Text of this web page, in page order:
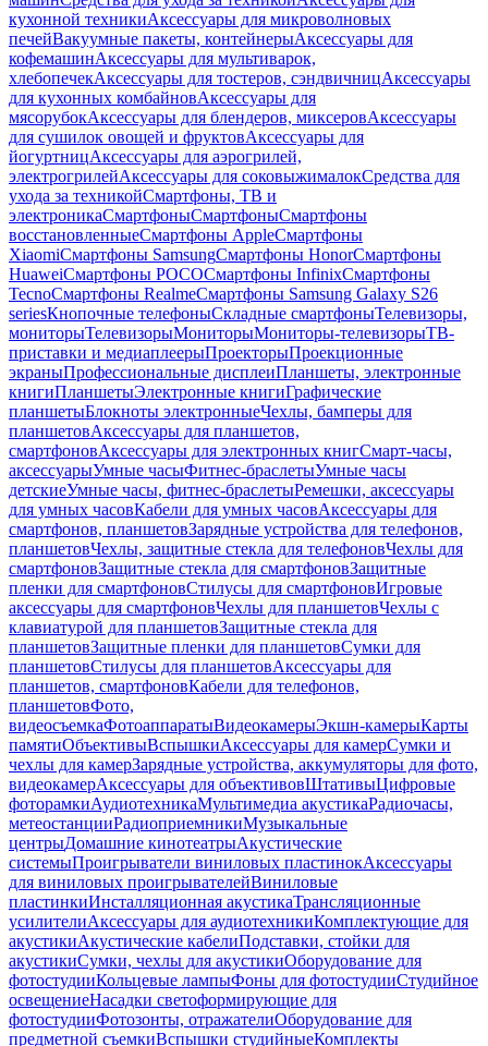
кухонной техникиАксессуары для микроволновых
печейВакуумные пакеты, контейнерыАксессуары для
кофемашинАксессуары для мультиварок,
хлебопечекАксессуары для тостеров, сэндвичницАксессуары
для кухонных комбайновАксессуары для
мясорубокАксессуары для блендеров, миксеровАксессуары
для сушилок овощей и фруктовАксессуары для
йогуртницАксессуары для аэрогрилей,
электрогрилейАксессуары для соковыжималокСредства для
ухода за техникойСмартфоны, ТВ и
электроникаСмартфоныСмартфоныСмартфоны
восстановленныеСмартфоны AppleСмартфоны
XiaomiСмартфоны SamsungСмартфоны HonorСмартфоны
HuaweiСмартфоны POCOСмартфоны InfinixСмартфоны
TecnoСмартфоны RealmeСмартфоны Samsung Galaxy S26
seriesКнопочные телефоныСкладные смартфоныТелевизоры,
мониторыТелевизорыМониторыМониторы-телевизорыТВ-
приставки и медиаплеерыПроекторыПроекционные
экраныПрофессиональные дисплеиПланшеты, электронные
книгиПланшетыЭлектронные книгиГрафические
планшетыБлокноты электронныеЧехлы, бамперы для
планшетовАксессуары для планшетов,
смартфоновАксессуары для электронных книгСмарт-часы,
аксессуарыУмные часыФитнес-браслетыУмные часы
детскиеУмные часы, фитнес-браслетыРемешки, аксессуары
для умных часовКабели для умных часовАксессуары для
смартфонов, планшетовЗарядные устройства для телефонов,
планшетовЧехлы, защитные стекла для телефоновЧехлы для
смартфоновЗащитные стекла для смартфоновЗащитные
пленки для смартфоновСтилусы для смартфоновИгровые
аксессуары для смартфоновЧехлы для планшетовЧехлы с
клавиатурой для планшетовЗащитные стекла для
планшетовЗащитные пленки для планшетовСумки для
планшетовСтилусы для планшетовАксессуары для
планшетов, смартфоновКабели для телефонов,
планшетовФото,
видеосъемкаФотоаппаратыВидеокамерыЭкшн-камерыКарты
памятиОбъективыВспышкиАксессуары для камерСумки и
чехлы для камерЗарядные устройства, аккумуляторы для фото,
видеокамерАксессуары для объективовШтативыЦифровые
фоторамкиАудиотехникаМультимедиа акустикаРадиочасы,
метеостанцииРадиоприемникиМузыкальные
центрыДомашние кинотеатрыАкустические
системыПроигрыватели виниловых пластинокАксессуары
для виниловых проигрывателейВиниловые
пластинкиИнсталляционная акустикаТрансляционные
усилителиАксессуары для аудиотехникиКомплектующие для
акустикиАкустические кабелиПодставки, стойки для
акустикиСумки, чехлы для акустикиОборудование для
фотостудииКольцевые лампыФоны для фотостудииСтудийное
освещениеНасадки светоформирующие для
фотостудииФотозонты, отражателиОборудование для
предметной съемкиВспышки студийныеКомплекты